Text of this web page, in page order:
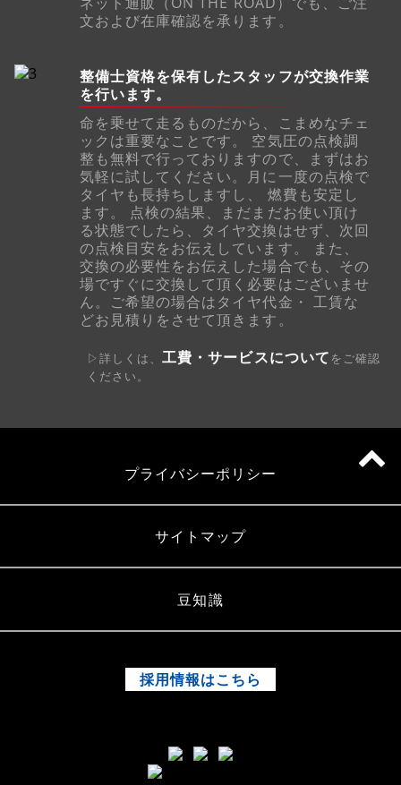
文および在庫確認を承ります。
整備士資格を保有したスタッフが交換作業
を行います。
命を乗せて走るものだから、こまめなチェ
ックは重要なことです。 空気圧の点検調
整も無料で行っておりますので、まずはお
気軽に試してください。月に一度の点検で
タイヤも長持ちしますし、 燃費も安定し
ます。 点検の結果、まだまだお使い頂け
る状態でしたら、タイヤ交換はせず、次回
の点検目安をお伝えしています。 また、
交換の必要性をお伝えした場合でも、その
場ですぐに交換して頂く必要はございませ
ん。ご希望の場合はタイヤ代金・ 工賃な
どお見積りをさせて頂きます。
▷詳しくは、工費・サービスについてをご確認
ください。
プライバシーポリシー
サイトマップ
豆知識
採用情報はこちら